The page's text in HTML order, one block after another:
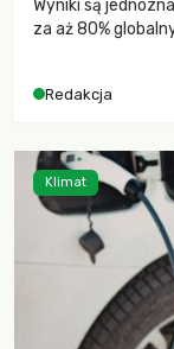
Wyniki są
za aż 80%
Redakcja
Klimat